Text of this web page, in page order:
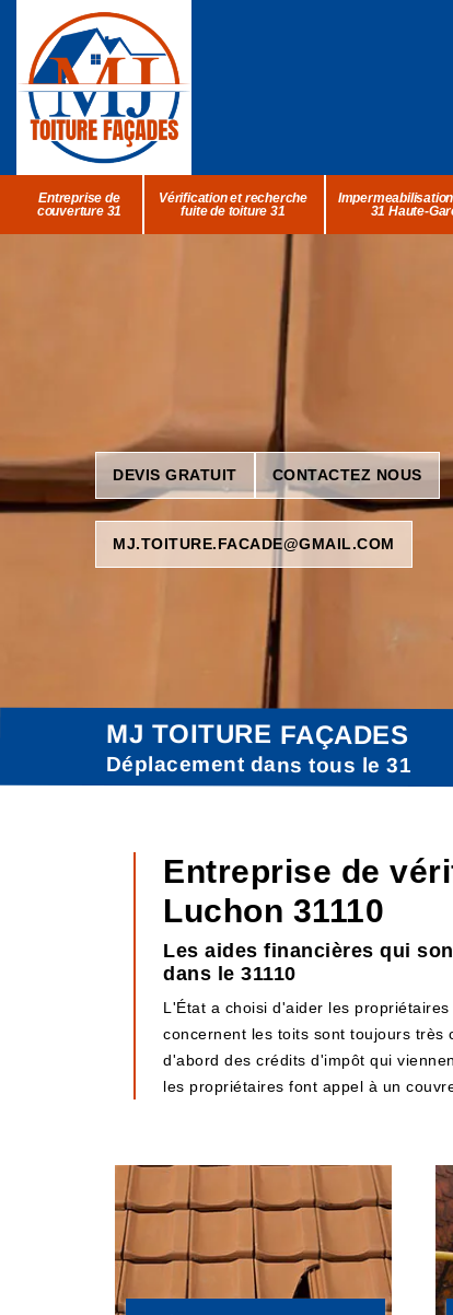
Entreprise de
couverture 31
Vérification et recherche
fuite de toiture 31
31 Haute-
DEVIS GRATUIT CONTACTEZ NOUS
MJ.TOITURE.FACADE@GMAIL.COM
MJ TOITURE FAÇADES
Déplacement dans tous le 31
Entreprise de
Luchon 31110
Les aides financières qui
dans le 31110
L'État a choisi d'aider les
concernent les toits sont toujours très
d'abord des crédits d'impôt qui
les propriétaires font appel à un